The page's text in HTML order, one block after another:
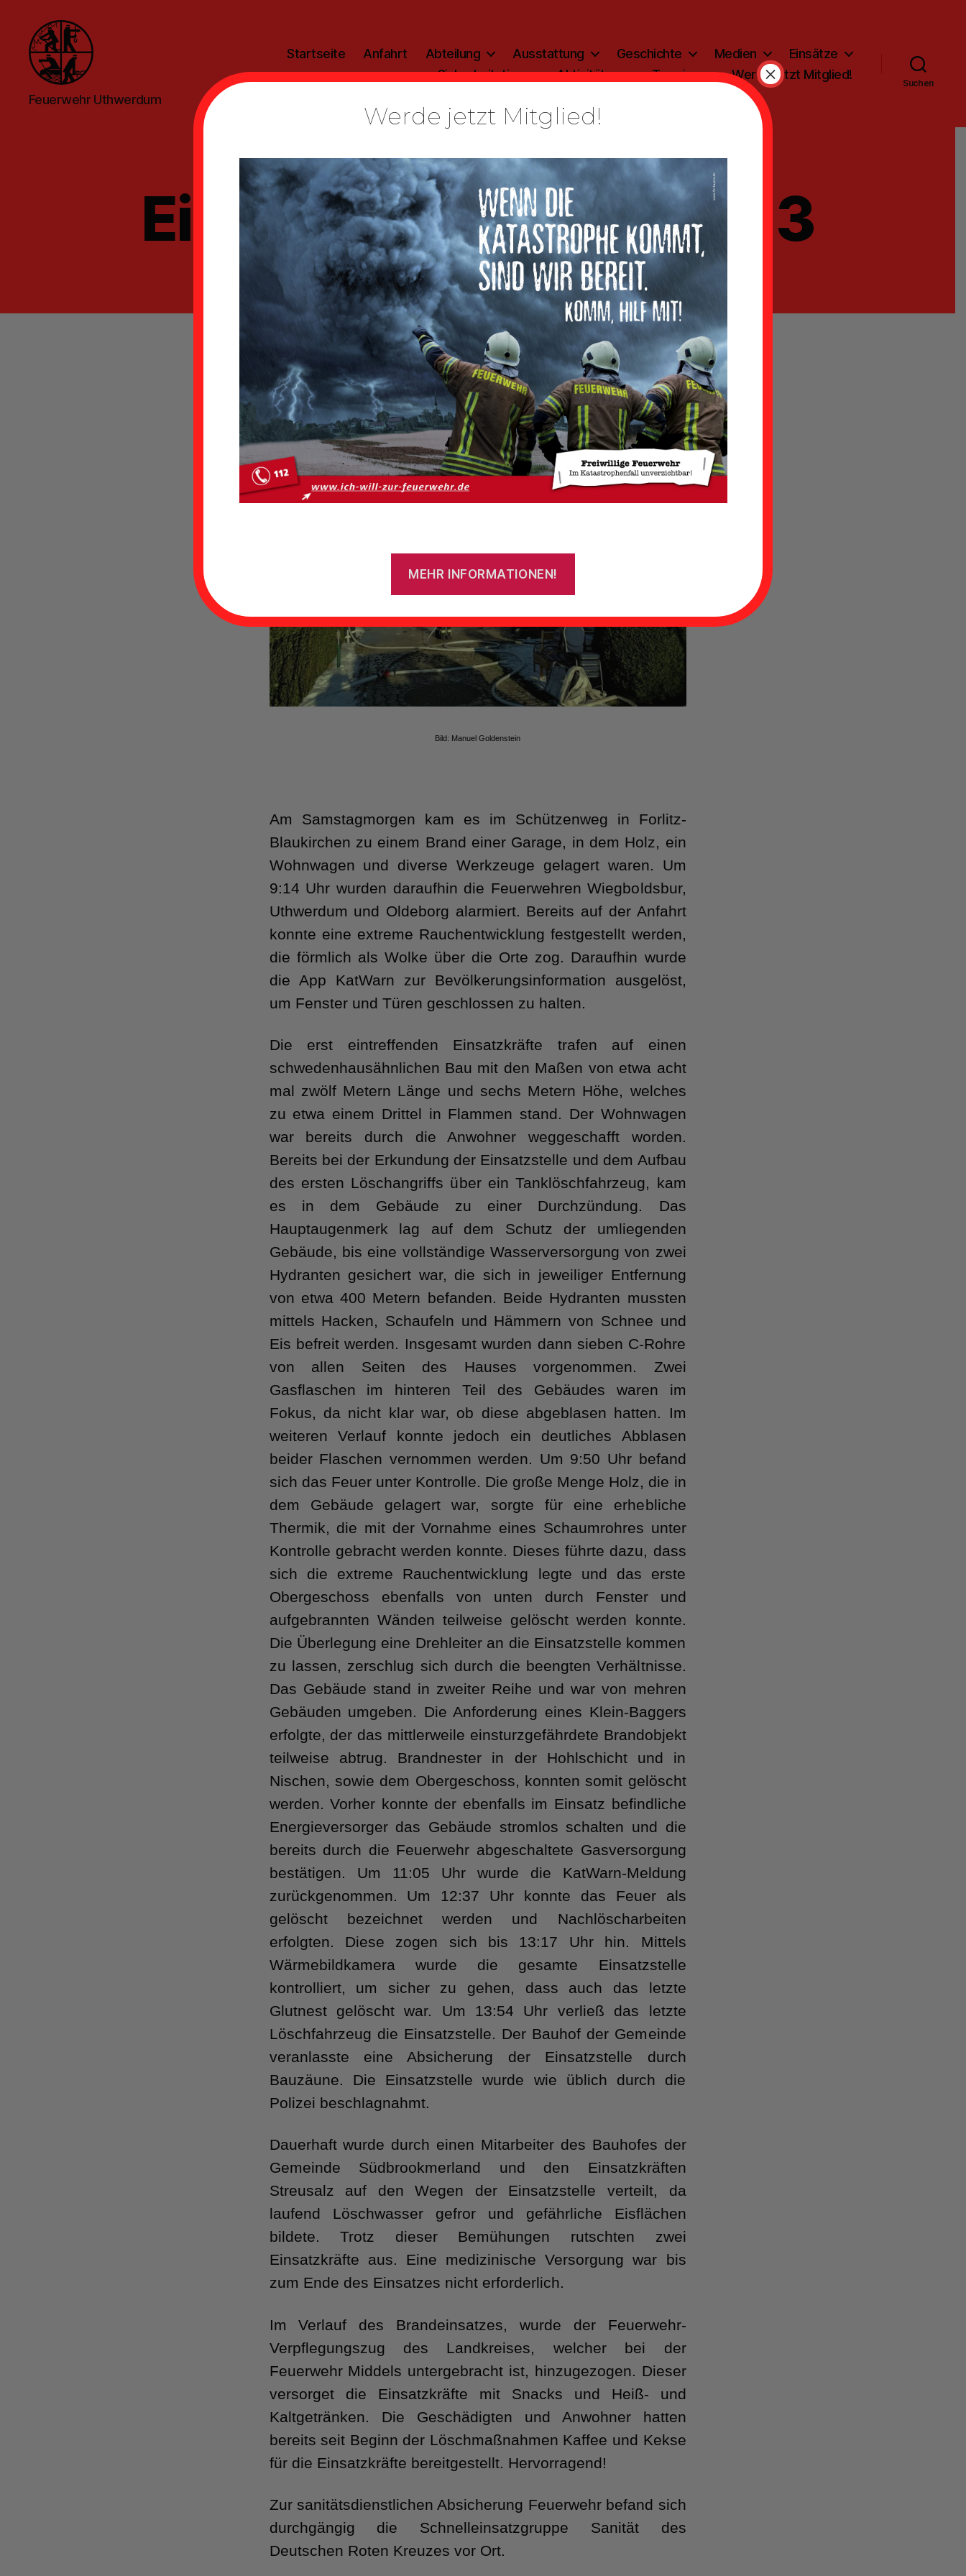
Feuerwehr
Uthwerdum
Feuerwehr Uthwerdum
Startseite Anfahrt Abteilung Ausstattung Geschichte Medien
Einsätze
Sicherheitstipp
Aktivitäten Termine Werde jetzt Mitglied!
Suchen
ALLGEMEIN
Einsatzinfo: 2021-02-13
Beitragsautor
Vonadmin Veröffentlichungsdatum
14. Februar 2021
geschrieben von Manuel Goldenstein
Extreme Flammen bei Brand einer angeblichen Garage
Bild: Manuel Goldenstein
Am Samstagmorgen kam es im Schützenweg in Forlitz-
Blaukirchen zu einem Brand einer Garage, in dem Holz, ein
Wohnwagen und diverse Werkzeuge gelagert waren. Um
9:14 Uhr wurden daraufhin die Feuerwehren Wiegboldsbur,
Uthwerdum und Oldeborg alarmiert. Bereits auf der Anfahrt
konnte eine extreme Rauchentwicklung festgestellt werden,
die förmlich als Wolke über die Orte zog. Daraufhin wurde
die App KatWarn zur Bevölkerungsinformation ausgelöst,
um Fenster und Türen geschlossen zu halten.
Die erst eintreffenden Einsatzkräfte trafen auf einen
schwedenhausähnlichen Bau mit den Maßen von etwa acht
mal zwölf Metern Länge und sechs Metern Höhe, welches
zu etwa einem Drittel in Flammen stand. Der Wohnwagen
war bereits durch die Anwohner weggeschafft worden.
Bereits bei der Erkundung der Einsatzstelle und dem Aufbau
des ersten Löschangriffs über ein Tanklöschfahrzeug, kam
es in dem Gebäude zu einer Durchzündung. Das
Hauptaugenmerk lag auf dem Schutz der umliegenden
Gebäude, bis eine vollständige Wasserversorgung von zwei
Hydranten gesichert war, die sich in jeweiliger Entfernung
von etwa 400 Metern befanden. Beide Hydranten mussten
mittels Hacken, Schaufeln und Hämmern von Schnee und
Eis befreit werden. Insgesamt wurden dann sieben C-Rohre
von allen Seiten des Hauses vorgenommen. Zwei
Gasflaschen im hinteren Teil des Gebäudes waren im
Fokus, da nicht klar war, ob diese abgeblasen hatten. Im
weiteren Verlauf konnte jedoch ein deutliches Abblasen
beider Flaschen vernommen werden. Um 9:50 Uhr befand
sich das Feuer unter Kontrolle. Die große Menge Holz, die in
dem Gebäude gelagert war, sorgte für eine erhebliche
Thermik, die mit der Vornahme eines Schaumrohres unter
Kontrolle gebracht werden konnte. Dieses führte dazu, dass
sich die extreme Rauchentwicklung legte und das erste
Obergeschoss ebenfalls von unten durch Fenster und
aufgebrannten Wänden teilweise gelöscht werden konnte.
Die Überlegung eine Drehleiter an die Einsatzstelle kommen
zu lassen, zerschlug sich durch die beengten Verhältnisse.
Das Gebäude stand in zweiter Reihe und war von mehren
Gebäuden umgeben. Die Anforderung eines Klein-Baggers
erfolgte, der das mittlerweile einsturzgefährdete Brandobjekt
teilweise abtrug. Brandnester in der Hohlschicht und in
Nischen, sowie dem Obergeschoss, konnten somit gelöscht
werden. Vorher konnte der ebenfalls im Einsatz befindliche
Energieversorger das Gebäude stromlos schalten und die
bereits durch die Feuerwehr abgeschaltete Gasversorgung
bestätigen. Um 11:05 Uhr wurde die KatWarn-Meldung
zurückgenommen. Um 12:37 Uhr konnte das Feuer als
gelöscht bezeichnet werden und Nachlöscharbeiten
erfolgten. Diese zogen sich bis 13:17 Uhr hin. Mittels
Wärmebildkamera wurde die gesamte Einsatzstelle
kontrolliert, um sicher zu gehen, dass auch das letzte
Glutnest gelöscht war. Um 13:54 Uhr verließ das letzte
Löschfahrzeug die Einsatzstelle. Der Bauhof der Gemeinde
veranlasste eine Absicherung der Einsatzstelle durch
Bauzäune. Die Einsatzstelle wurde wie üblich durch die
Polizei beschlagnahmt.
Dauerhaft wurde durch einen Mitarbeiter des Bauhofes der
Gemeinde Südbrookmerland und den Einsatzkräften
Streusalz auf den Wegen der Einsatzstelle verteilt, da
laufend Löschwasser gefror und gefährliche Eisflächen
bildete. Trotz dieser Bemühungen rutschten zwei
Einsatzkräfte aus. Eine medizinische Versorgung war bis
zum Ende des Einsatzes nicht erforderlich.
Im Verlauf des Brandeinsatzes, wurde der Feuerwehr-
Verpflegungszug des Landkreises, welcher bei der
Feuerwehr Middels untergebracht ist, hinzugezogen. Dieser
versorget die Einsatzkräfte mit Snacks und Heiß- und
Kaltgetränken. Die Geschädigten und Anwohner hatten
bereits seit Beginn der Löschmaßnahmen Kaffee und Kekse
für die Einsatzkräfte bereitgestellt. Hervorragend!
Zur sanitätsdienstlichen Absicherung Feuerwehr befand sich
durchgängig die Schnelleinsatzgruppe Sanität des
Deutschen Roten Kreuzes vor Ort.
Werde jetzt Mitglied!
MEHR INFORMATIONEN!
×